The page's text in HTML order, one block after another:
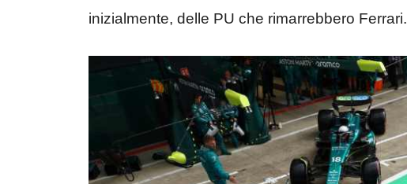
inizialmente, delle PU che rimarrebbero Ferrari.